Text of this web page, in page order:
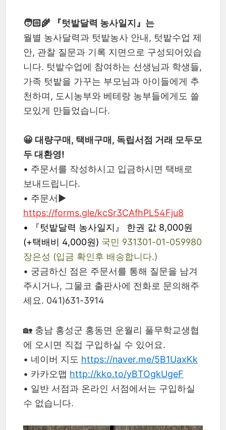
🧑🏻‍🌾 『텃밭달력 농사일지』는
월별 농사달력과 텃밭농사 안내, 텃밭수업 제
안, 관찰 질문과 기록 지면으로 구성되어있습
니다. 텃밭수업에 참여하는 선생님과 학생들,
가족 텃밭을 가꾸는 부모님과 아이들에게 추
천하며, 도시농부와 베테랑 농부들에게도 쓸
모있게 만들었습니다.
😀 대량구매, 택배구매, 독립서점 거래 모두모
두 대환영!
• 주문서를 작성하시고 입금하시면 택배로
보내드립니다.
• 주문서▶︎
https://forms.gle/kcSr3CAfhPL54Fju8
• 『텃밭달력 농사일지』 한권 값 8,000원
(+택배비 4,000원) 국민 931301-01-059980
장은성 (입금 확인후 배송합니다.)
• 궁금하신 점은 주문서를 통해 질문을 남겨
주시거나, 그물코 출판사에 전화로 문의해주
세요. 041)631-3914
🏡 충남 홍성군 홍동면 운월리 풀무학교생협
에 오시면 직접 구입하실 수 있어요.
• 네이버 지도 https://naver.me/5B1UaxKk
• 카카오맵 http://kko.to/yBTOgkUgeF
• 일반 서점과 온라인 서점에서는 구입하실
수 없습니다.